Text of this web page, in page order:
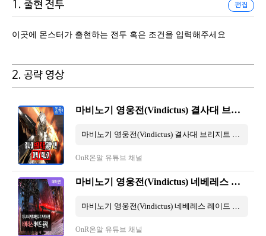
1. 출현 전투 편집
이곳에 몬스터가 출현하는 전투 혹은 조건을 입력해주세요
2. 공략 영상
마비노기 영웅전(Vindictus) 결사대 브리지트 공략 1편 - 기믹/즉사기
마비노기 영웅전(Vindictus) 결사대 브리지트 공략 1편 - 기믹/즉사기 7 分 15 秒
OnR온알 유튜브 채널
마비노기 영웅전(Vindictus) 네베레스 레이드 공략
마비노기 영웅전(Vindictus) 네베레스 레이드 공략 10 分 39 秒
OnR온알 유튜브 채널